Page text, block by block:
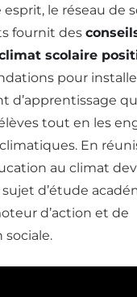
esprit, le réseau de
fournit des
scolaire
pour
d’apprentissage
tout en les
En
au climat
d’étude
d’action et de
sociale.